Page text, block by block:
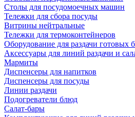
Столы для посудомоечных машин
Тележки для сбора посуды
Витрины нейтральные
Тележки для термоконтейнеров
Оборудование для раздачи готовых
Аксессуары для линий раздачи и
Мармиты
Диспенсеры для напитков
Диспенсеры для посуды
Линии раздачи
Подогреватели блюд
Салат-бары